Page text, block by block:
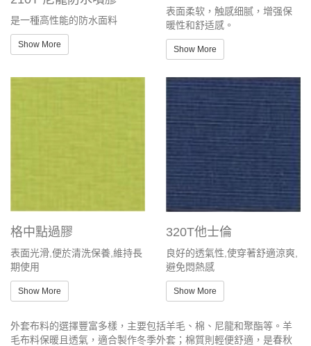
是一種高性能的防水面料
Show More
表面柔软，触感细腻，增强保
暖性和舒适感。
Show More
格中點過膠
表面光滑,便於清洗保養,維持長
期使用
Show More
320T他士倫
良好的透氣性,使穿著舒適涼爽,
避免悶熱感
Show More
外套布料的選擇豐富多樣，主要包括羊毛、棉、尼龍和聚酯等。羊
毛布料保暖且透氣，適合製作冬季外套；棉質則輕便舒適，是春秋